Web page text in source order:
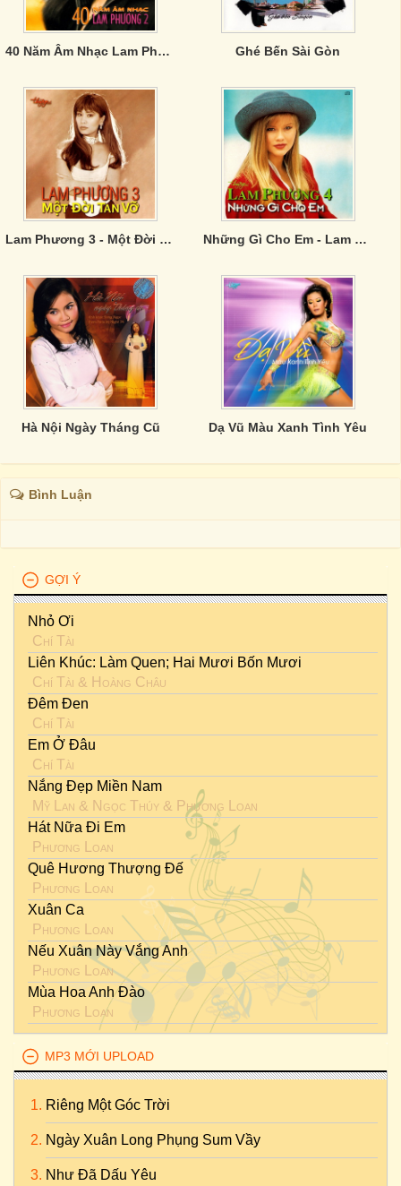
40 Năm Âm Nhạc Lam Phương 2 Ghé Bến Sài Gòn
Lam Phương 3 - Một Đời Tan Vỡ Những Gì Cho Em - Lam Phương 4
Hà Nội Ngày Tháng Cũ Dạ Vũ Màu Xanh Tình Yêu
Bình Luận
GỢI Ý
Nhỏ Ơi
Chí Tài
Liên Khúc: Làm Quen; Hai Mươi Bốn Mươi
Chí Tài & Hoàng Châu
Đêm Đen
Chí Tài
Em Ở Đâu
Chí Tài
Nắng Đẹp Miền Nam
Mỹ Lan & Ngọc Thúy & Phương Loan
Hát Nữa Đi Em
Phương Loan
Quê Hương Thượng Đế
Phương Loan
Xuân Ca
Phương Loan
Nếu Xuân Này Vắng Anh
Phương Loan
Mùa Hoa Anh Đào
Phương Loan
MP3 MỚI UPLOAD
Riêng Một Góc Trời
Ngày Xuân Long Phụng Sum Vầy
Như Đã Dấu Yêu